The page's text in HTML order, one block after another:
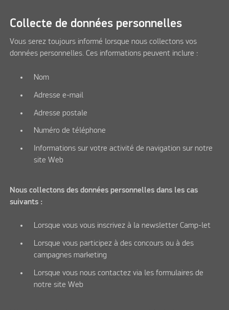
Collecte de données personnelles
Vous serez toujours informé lorsque nous collectons vos
données personnelles. Ces informations peuvent inclure :
Nom
Adresse e-mail
Adresse postale
Numéro de téléphone
Informations sur votre activité de navigation sur notre
site Web
Nous collectons des données personnelles dans les cas
suivants :
Lorsque vous vous inscrivez à la newsletter Camp-let
Lorsque vous participez à des concours ou à des
campagnes marketing
Lorsque vous nous contactez via les formulaires de
notre site Web